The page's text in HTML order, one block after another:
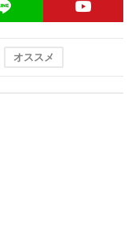
オススメ